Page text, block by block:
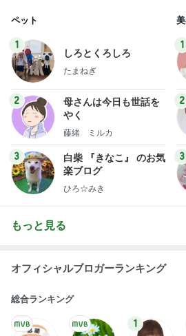
ペット
1
しろとくろしろ
たまねぎ
2
母さんは今日も世話を
やく
藤緒 ミルカ
3
白柴 『きなこ』 のお気
楽ブログ
ひろ☆みき
1
2
3
もっと見る
オフィシャルブロガーランキング
総合ランキング
1